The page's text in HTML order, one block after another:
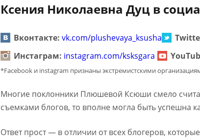
Ксения Николаевна Дуц в
Вконтакте: vk.com/plushevaya_ksusha
Инстаграм: instagram.com/ksksgara
*Facebook и instagram признаны экстремистскими
Многие поклонники Плюшевой Ксюши смело
съемками блогов, то вполне могла быть успешна
Ответ прост — в отличии от всех блогеров,